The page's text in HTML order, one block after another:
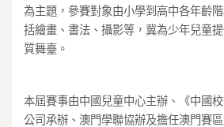
為主題，參賽對象由小學到高中各年齡
括繪畫、書法、攝影等，冀為少年兒童
質舞臺。
本屆賽事由中國兒童中心主辦、《中國
公司承辦、澳門學聯協辦及擔任澳門賽